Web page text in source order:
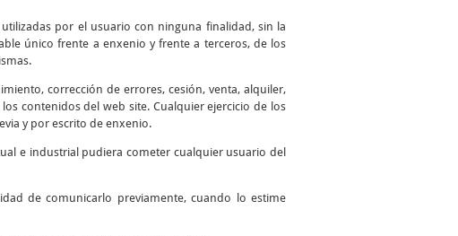
por el usuario con ninguna finalidad, sin la
único frente a enxenio y frente a terceros, de los
corrección de errores, cesión, venta, alquiler,
contenidos del web site. Cualquier ejercicio de los
y por escrito de enxenio.
e industrial pudiera cometer cualquier usuario del
de comunicarlo previamente, cuando lo estime